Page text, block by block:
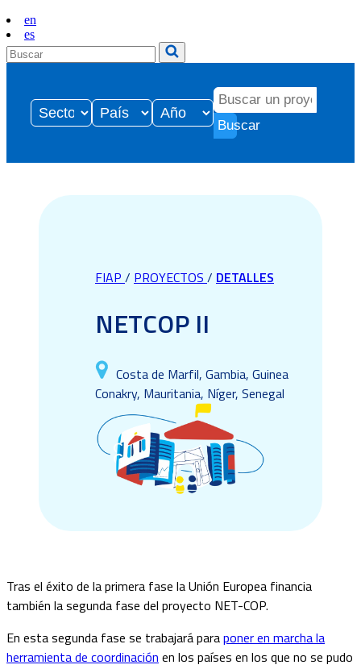
en
es
Buscar
FIAP / PROYECTOS / DETALLES
NETCOP II
Costa de Marfil, Gambia, Guinea
Conakry, Mauritania, Níger, Senegal
Tras el éxito de la primera fase la Unión Europea financia
también la segunda fase del proyecto NET-COP.
En esta segunda fase se trabajará paraponer en marcha la
herramienta de coordinación en los países en los que no se pudo